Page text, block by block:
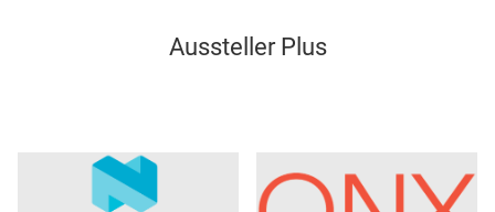
Aussteller Plus